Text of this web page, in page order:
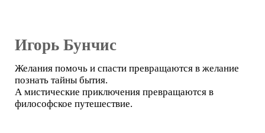
Игорь Бунчис
Желания помочь и спасти превращаются в желание
познать тайны бытия.
А мистические приключения превращаются в
философское путешествие.